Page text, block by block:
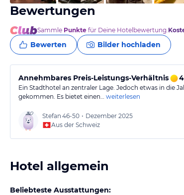
Bewertungen
Sammle Punkte für Deine Hotelbewertung.
Bewerten Bilder hochladen
Annehmbares Preis-Leistungs-Verhältnis in 4
Ein Stadthotel an zentraler Lage. Jedoch etwas in die
gekommen. Es bietet einen… weiterlesen
Stefan 46-50 • Dezember 2025
Aus der Schweiz
Hotel allgemein
Beliebteste Ausstattungen: